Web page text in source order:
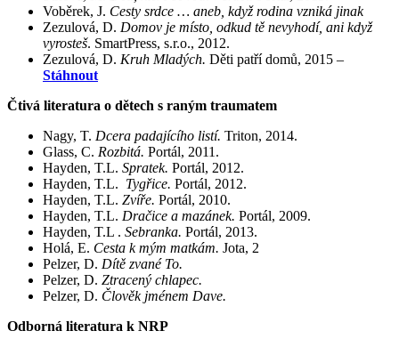
Voběrek, J. Cesty srdce … aneb, když rodina vzniká jinak
Zezulová, D. Domov je místo, odkud tě nevyhodí, ani když
vyrosteš. SmartPress, s.r.o., 2012.
Zezulová, D. Kruh Mladých. Děti patří domů, 2015 –
Stáhnout
Čtivá literatura o dětech s raným traumatem
Nagy, T. Dcera padajícího listí. Triton, 2014.
Glass, C. Rozbitá. Portál, 2011.
Hayden, T.L. Spratek. Portál, 2012.
Hayden, T.L. Tygřice. Portál, 2012.
Hayden, T.L. Zvíře. Portál, 2010.
Hayden, T.L. Dračice a mazánek. Portál, 2009.
Hayden, T.L . Sebranka. Portál, 2013.
Holá, E. Cesta k mým matkám. Jota, 2
Pelzer, D. Dítě zvané To.
Pelzer, D. Ztracený chlapec.
Pelzer, D. Člověk jménem Dave.
Odborná literatura k NRP